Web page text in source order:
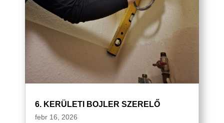
6. KERÜLETI BOJLER SZERELŐ
febr 16, 2026